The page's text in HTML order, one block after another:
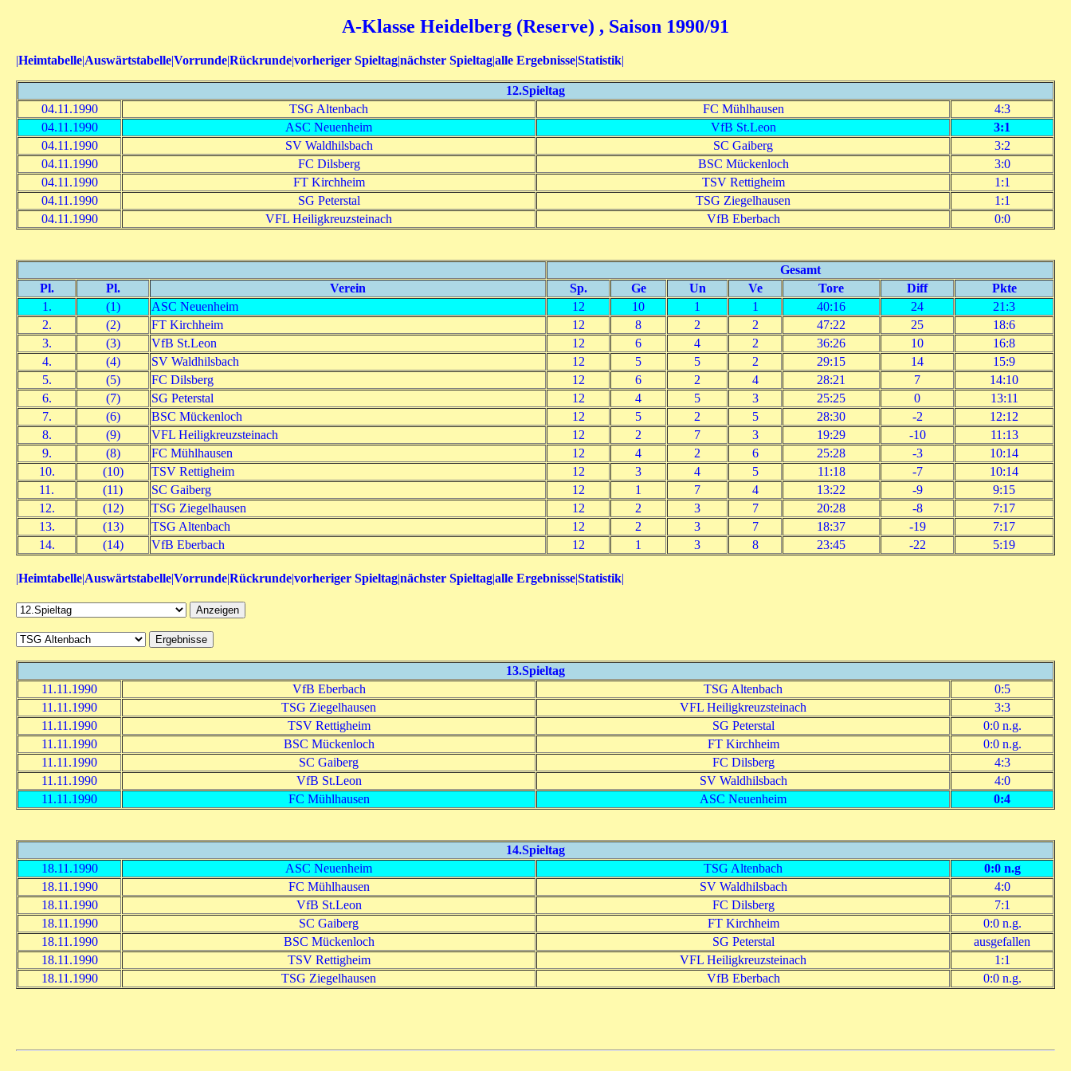
A-Klasse Heidelberg (Reserve) , Saison 1990/91
|Heimtabelle|Auswärtstabelle|Vorrunde|Rückrunde|vorheriger Spieltag|nächster Spieltag|alle Ergebnisse|Statistik|
12.Spieltag
04.11.1990
TSG Altenbach FC Mühlhausen
4:3
04.11.1990
ASC Neuenheim VfB St.Leon
3:1
04.11.1990
SV Waldhilsbach SC Gaiberg
3:2
04.11.1990
FC Dilsberg BSC Mückenloch
3:0
04.11.1990
FT Kirchheim TSV Rettigheim
1:1
04.11.1990
SG Peterstal TSG Ziegelhausen
1:1
04.11.1990
VFL Heiligkreuzsteinach VfB Eberbach 0:0
Gesamt
Pl.
Pl. Verein Sp. Ge Un Ve Tore Diff
Pkte
1.
(1) ASC Neuenheim 12 10 1 1 40:16 24
21:3
2.
(2) FT Kirchheim 12 8 2 2 47:22 25
18:6
3.
(3) VfB St.Leon 12 6 4 2 36:26 10
16:8
4.
(4) SV Waldhilsbach 12 5 5 2 29:15 14
15:9
5.
(5) FC Dilsberg 12 6 2 4 28:21 7
14:10
6.
(7) SG Peterstal 12 4 5 3 25:25 0
13:11
7.
(6) BSC Mückenloch 12 5 2 5 28:30 -2
12:12
8.
(9) VFL Heiligkreuzsteinach 12 2 7 3 19:29 -10
11:13
9.
(8) FC Mühlhausen 12 4 2 6 25:28 -3
10:14
10.
(10) TSV Rettigheim 12 3 4 5 11:18 -7
10:14
11.
(11) SC Gaiberg 12 1 7 4 13:22 -9
9:15
12.
(12) TSG Ziegelhausen 12 2 3 7 20:28 -8
7:17
13.
(13) TSG Altenbach 12 2 3 7 18:37 -19
7:17
14.
(14) VfB Eberbach 12 1 3 8 23:45 -22 5:19
|Heimtabelle|Auswärtstabelle|Vorrunde|Rückrunde|vorheriger Spieltag|nächster Spieltag|alle Ergebnisse|Statistik|
13.Spieltag
11.11.1990
VfB Eberbach TSG Altenbach
0:5
11.11.1990
TSG Ziegelhausen VFL Heiligkreuzsteinach
3:3
11.11.1990
TSV Rettigheim SG Peterstal
0:0 n.g.
11.11.1990
BSC Mückenloch FT Kirchheim
0:0 n.g.
11.11.1990
SC Gaiberg FC Dilsberg
4:3
11.11.1990
VfB St.Leon SV Waldhilsbach
4:0
11.11.1990
FC Mühlhausen ASC Neuenheim 0:4
14.Spieltag
18.11.1990
ASC Neuenheim TSG Altenbach
0:0 n.g
18.11.1990
FC Mühlhausen SV Waldhilsbach
4:0
18.11.1990
VfB St.Leon FC Dilsberg
7:1
18.11.1990
SC Gaiberg FT Kirchheim
0:0 n.g.
18.11.1990
BSC Mückenloch SG Peterstal
ausgefallen
18.11.1990
TSV Rettigheim VFL Heiligkreuzsteinach
1:1
18.11.1990
TSG Ziegelhausen VfB Eberbach 0:0 n.g.